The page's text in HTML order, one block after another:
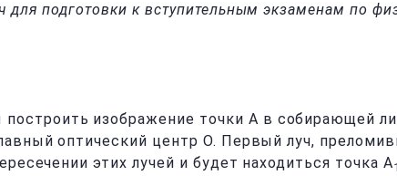
для подготовки к вступительным экзаменам по
изображение точки A в собирающей
оптический центр O. Первый луч,
этих лучей и будет находиться точка A1